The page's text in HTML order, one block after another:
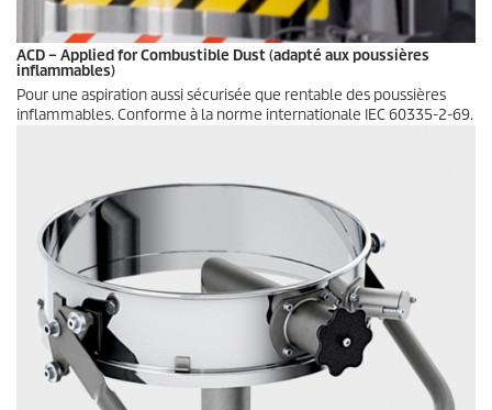
ACD – Applied for Combustible Dust (adapté aux poussières
inflammables)
Pour une aspiration aussi sécurisée que rentable des poussières
inflammables. Conforme à la norme internationale IEC 60335-2-69.